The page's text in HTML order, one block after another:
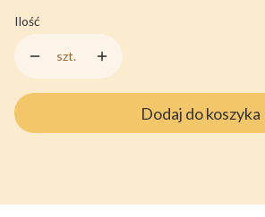
Ilość
szt.
Dodaj do koszyka